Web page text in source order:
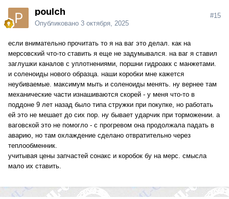
poulch
Опубликовано 3 октября, 2025
#15
если внимательно прочитать то я на ваг это делал. как на
мерсовский что-то ставить я еще не задумывался. на ваг я ставил
заглушки каналов с уплотнениями, поршни гидроакк с манжетами.
и соленоиды нового образца. наши коробки мне кажется
неубиваемые. максимум мыть и соленоиды менять. ну вернее там
механические части изнашиваются скорей - у меня что-то в
поддоне 9 лет назад было типа стружки при покупке, но работать
ей это не мешает до сих пор. ну бывает ударчик при торможении. а
ваговской это не помогло - с прогревом она продолжала падать в
аварию, но там охлаждение сделано отвратительно через
теплообменник.
учитывая цены запчастей сонакс и коробок бу на мерс. смысла
мало их ставить.